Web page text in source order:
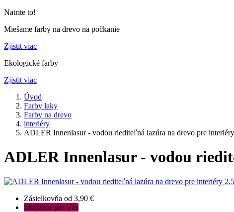
Natrite to!
Miešame farby na drevo na počkanie
Zjistit viac
Ekologické farby
Zjistit viac
Úvod
Farby laky
Farby na drevo
interiéry
ADLER Innenlasur - vodou riediteľná lazúra na drevo pre
ADLER Innenlasur - vodou
Zásielkovňa od 3,90 €
Miešame pre Vás